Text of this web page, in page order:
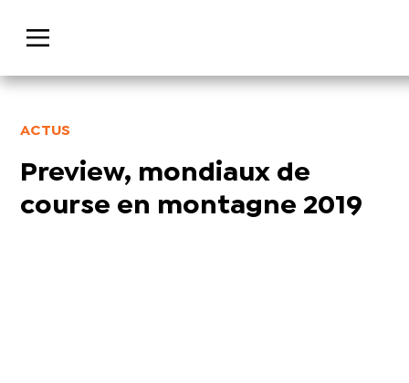
ACTUS
Preview, mondiaux de
course en montagne 2019